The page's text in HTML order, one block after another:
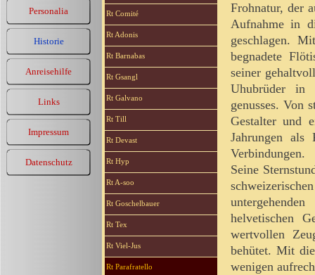
Personalia
Historie
Anreisehilfe
Links
Impressum
Datenschutz
Rt Comité
Rt Adonis
Rt Barnabas
Rt Gsangl
Rt Galvano
Rt Till
Rt Devast
Rt Hyp
Rt A-soo
Rt Goschelbauer
Rt Tex
Rt Viel-Jus
Rt Parafratello
Frohnatur, der
Aufnahme in
geschlagen.
begnadete
seiner
Uhubrüder in
genusses. Von
Gestalter und
Jahrungen als
Verbindungen.
Seine
helvetischen
wertvollen
behütet. Mit
wenigen